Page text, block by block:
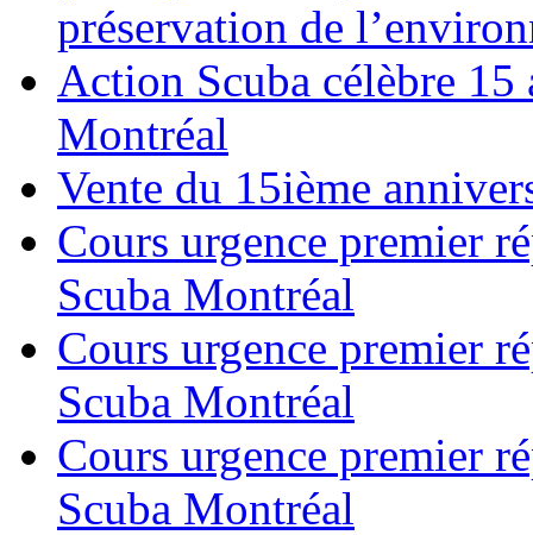
préservation de
Action Scuba célèbre 15
Montréal
Vente du 15ième
Cours urgence premier
Scuba Montréal
Cours urgence premier
Scuba Montréal
Cours urgence premier
Scuba Montréal